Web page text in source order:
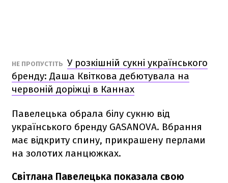
НЕ ПРОПУСТІТЬ У розкішній сукні українського
бренду: Даша Квіткова дебютувала на
червоній доріжці в Каннах
Павелецька обрала білу сукню від
українського бренду GASANOVA. Вбрання
має відкриту спину, прикрашену перлами
на золотих ланцюжках.
Світлана Павелецька показала свою